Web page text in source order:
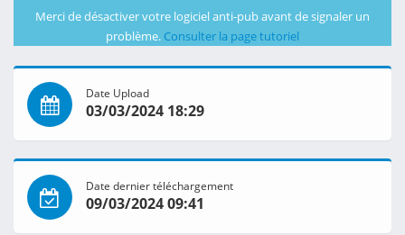
Merci de désactiver votre logiciel anti-pub avant de signaler un
problème. Consulter la page tutoriel
Date Upload
03/03/2024 18:29
Date dernier téléchargement
09/03/2024 09:41